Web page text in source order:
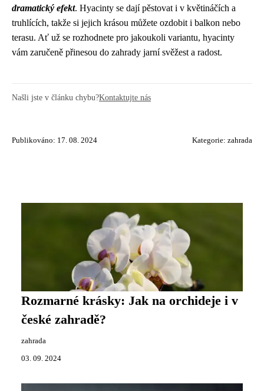
dramatický efekt. Hyacinty se dají pěstovat i v květináčích a
truhlících, takže si jejich krásou můžete ozdobit i balkon nebo
terasu. Ať už se rozhodnete pro jakoukoli variantu, hyacinty
vám zaručeně přinesou do zahrady jarní svěžest a radost.
Našli jste v článku chybu?Kontaktujte nás
Publikováno: 17. 08. 2024 Kategorie: zahrada
Rozmarné krásky: Jak na orchideje i v
české zahradě?
zahrada
03. 09. 2024